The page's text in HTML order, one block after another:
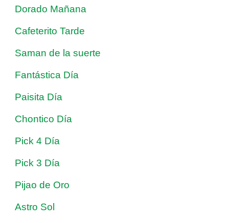
Dorado Mañana
Cafeterito Tarde
Saman de la suerte
Fantástica Día
Paisita Día
Chontico Día
Pick 4 Día
Pick 3 Día
Pijao de Oro
Astro Sol